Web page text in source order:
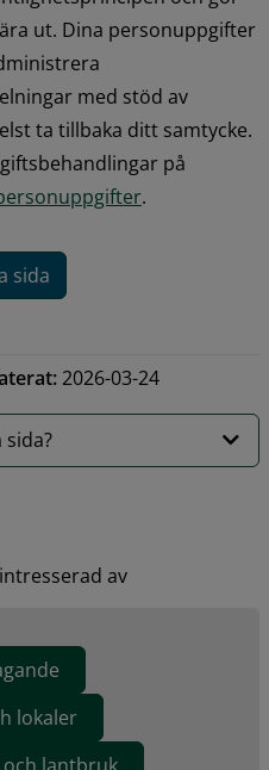
ut. Dina personuppgifter
med stöd av
ta tillbaka ditt samtycke.
.
sida
2026-03-24
av
lokaler